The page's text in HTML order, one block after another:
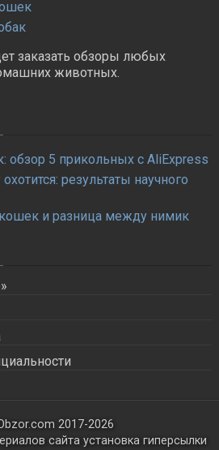
заказать обзоры любых
животных.
5 прикольных с AliExpress
результаты научного
и разница между нимик
2017-2026
сайта установка гиперсылки